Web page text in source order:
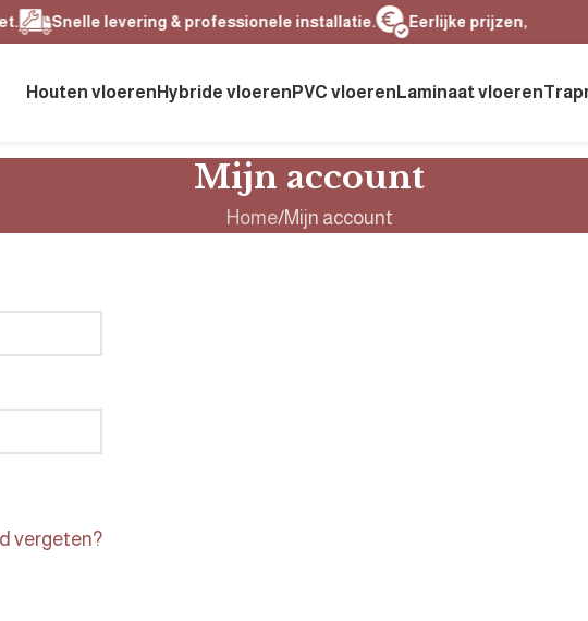
Snelle levering & professionele installatie. Eerlijke prijzen, heldere
Houten vloeren Hybride vloeren PVC vloeren Laminaat vloeren
Mijn account
Home Mijn account
vergeten?